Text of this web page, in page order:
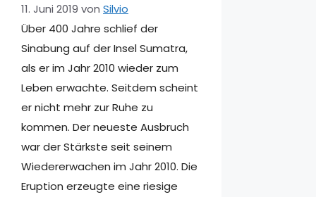
11. Juni 2019 von Silvio
Über 400 Jahre schlief der
Sinabung auf der Insel Sumatra,
als er im Jahr 2010 wieder zum
Leben erwachte. Seitdem scheint
er nicht mehr zur Ruhe zu
kommen. Der neueste Ausbruch
war der Stärkste seit seinem
Wiedererwachen im Jahr 2010. Die
Eruption erzeugte eine riesige